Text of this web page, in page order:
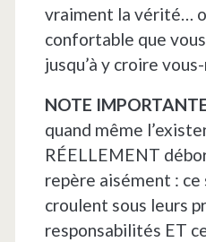
vraiment la vérité…
confortable que
jusqu’à y croire
NOTE
quand même
RÉELLEMENT
repère aisément :
croulent sous leurs
responsabilités ET